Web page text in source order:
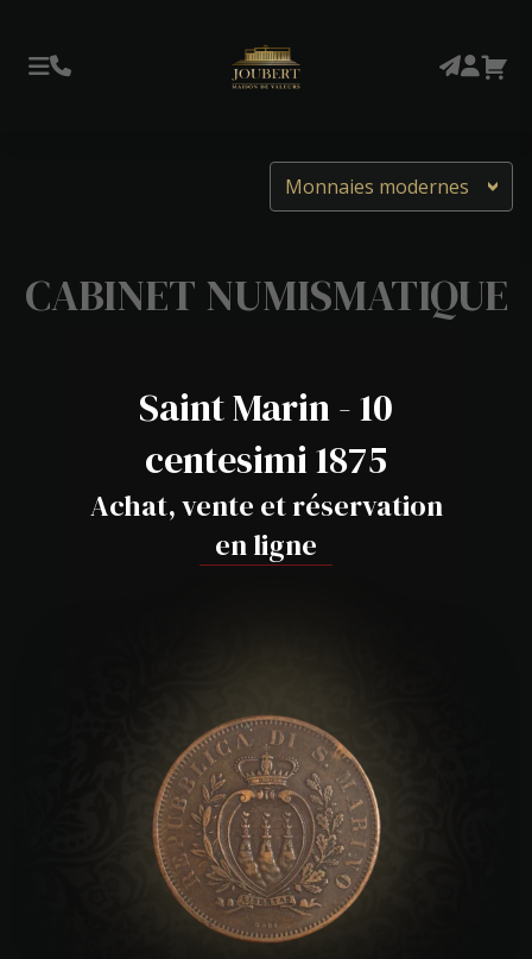
CABINET NUMISMATIQUE
Monnaies modernes
Saint Marin - 10
centesimi 1875
Achat, vente et réservation
en ligne